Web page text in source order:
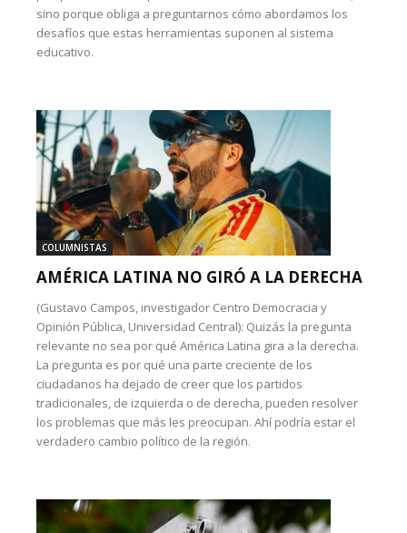
sino porque obliga a preguntarnos cómo abordamos los
desafíos que estas herramientas suponen al sistema
educativo.
COLUMNISTAS
AMÉRICA LATINA NO GIRÓ A LA DERECHA
(Gustavo Campos, investigador Centro Democracia y
Opinión Pública, Universidad Central): Quizás la pregunta
relevante no sea por qué América Latina gira a la derecha.
La pregunta es por qué una parte creciente de los
ciudadanos ha dejado de creer que los partidos
tradicionales, de izquierda o de derecha, pueden resolver
los problemas que más les preocupan. Ahí podría estar el
verdadero cambio político de la región.